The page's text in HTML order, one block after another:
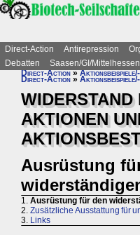
Direct-Action Antirepression
Debatten
Saasen/GI/Mittelhessen
Direct-Action»
Direct-Action »
AKTIONEN
Ausrüstung
1. Ausrüstung für den
2. Zusätzliche Ausstattung für
3. Links